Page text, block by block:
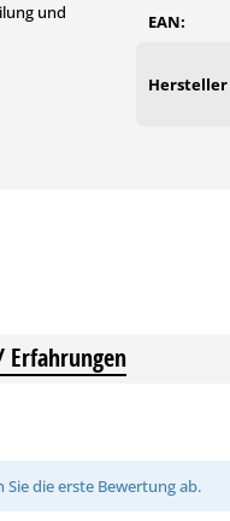
und
EAN:
Hersteller
Erfahrungen
die erste Bewertung ab.